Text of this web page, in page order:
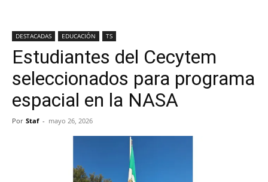
DESTACADAS EDUCACIÓN TS
Estudiantes del Cecytem
seleccionados para programa
espacial en la NASA
Por Staf - mayo 26, 2026